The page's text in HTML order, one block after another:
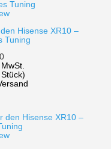
Hisense XR10 –
Tuning